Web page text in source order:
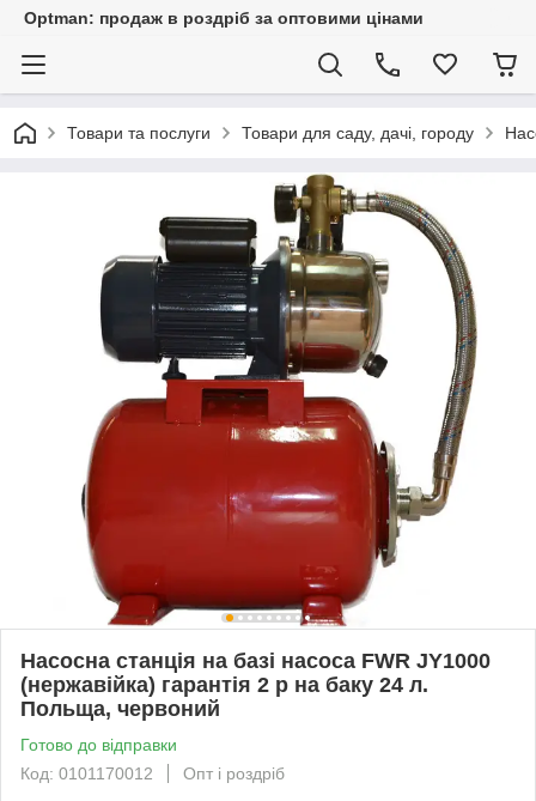
Optman: продаж в роздріб за оптовими цінами
Товари та послуги Товари для саду, дачі, городу
Насосна станція на базі насоса FWR JY1000
(нержавійка) гарантія 2 р на баку 24 л.
Польща, червоний
Готово до відправки
Код: 0101170012
Опт і роздріб